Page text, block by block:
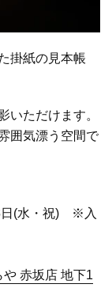
掛紙の見本帳
いただけます。
囲気漂う空間で
日(水・祝) ※入
や 赤坂店 地下1